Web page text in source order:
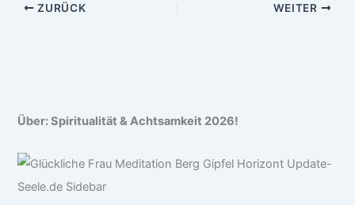
ZURÜCK WEITER
Über: Spiritualität & Achtsamkeit 2026!